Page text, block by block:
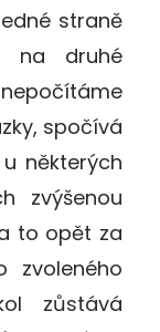
straně
na druhé
spočívá
některých
zvýšenou
to opět za
zvoleného
zůstává